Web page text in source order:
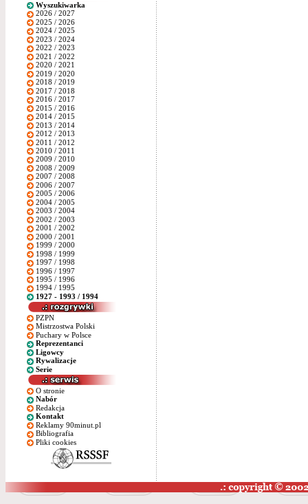
Wyszukiwarka
2026 / 2027
2025 / 2026
2024 / 2025
2023 / 2024
2022 / 2023
2021 / 2022
2020 / 2021
2019 / 2020
2018 / 2019
2017 / 2018
2016 / 2017
2015 / 2016
2014 / 2015
2013 / 2014
2012 / 2013
2011 / 2012
2010 / 2011
2009 / 2010
2008 / 2009
2007 / 2008
2006 / 2007
2005 / 2006
2004 / 2005
2003 / 2004
2002 / 2003
2001 / 2002
2000 / 2001
1999 / 2000
1998 / 1999
1997 / 1998
1996 / 1997
1995 / 1996
1994 / 1995
1927 - 1993 / 1994
PZPN
Mistrzostwa Polski
Puchary w Polsce
Reprezentanci
Ligowcy
Rywalizacje
Serie
O stronie
Nabór
Redakcja
Kontakt
Reklamy 90minut.pl
Bibliografia
Pliki cookies